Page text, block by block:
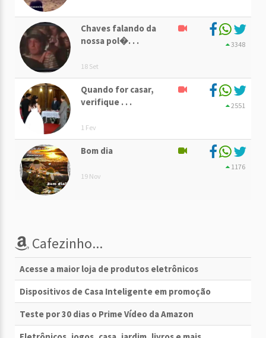
Chaves falando da
nossa pol�. . .
18 Set
3348
Quando for casar,
verifique . . .
1 Fev
2551
Bom dia
19 Nov
1176
Cafezinho...
Acesse a maior loja de produtos eletrônicos
Dispositivos de Casa Inteligente em promoção
Teste por 30 dias o Prime Vídeo da Amazon